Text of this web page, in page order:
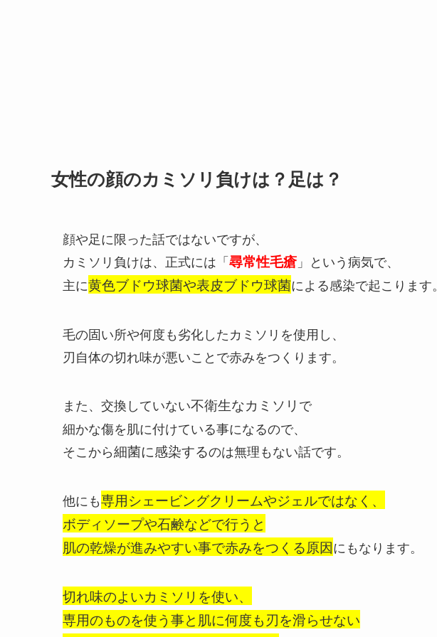
女性の顔のカミソリ負けは？足は？
顔や足に限った話ではないですが、
カミソリ負けは、正式には「尋常性毛瘡 」という病気で、
主に黄色ブドウ球菌や表皮ブドウ球菌による感染で起こります。
毛の固い所や何度も劣化したカミソリを使用し、
刃自体の切れ味が悪いことで赤みをつくります。
また、交換していない不衛生なカミソリ で
細かな傷を肌に付けている事になるので、
そこから細菌に感染するのは無理もない話です。
他にも専用シェービングクリームやジェルではなく、
ボディソープや石鹸などで行うと
肌の乾燥が進みやすい事で赤みをつくる原因にもなります。
切れ味のよいカミソリを使い、
専用のものを使う事と肌に何度も刃を滑らせない